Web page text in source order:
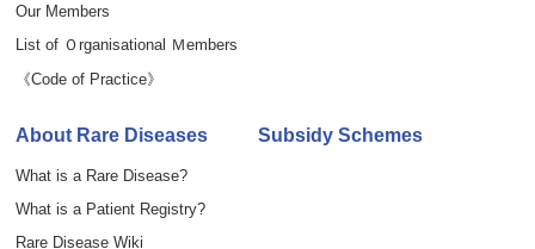
Our Members
List of Ｏrganisational Ｍembers
《Code of Practice》
About Rare Diseases
What is a Rare Disease?
What is a Patient Registry?
Rare Disease Wiki
Subsidy Schemes